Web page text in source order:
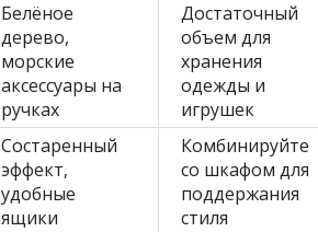
Белёное
дерево,
морские
аксессуары на
ручках
Достаточный
объем для
хранения
одежды и
игрушек
Состаренный
эффект,
удобные
ящики
Комбинируйте
со шкафом для
поддержания
стиля